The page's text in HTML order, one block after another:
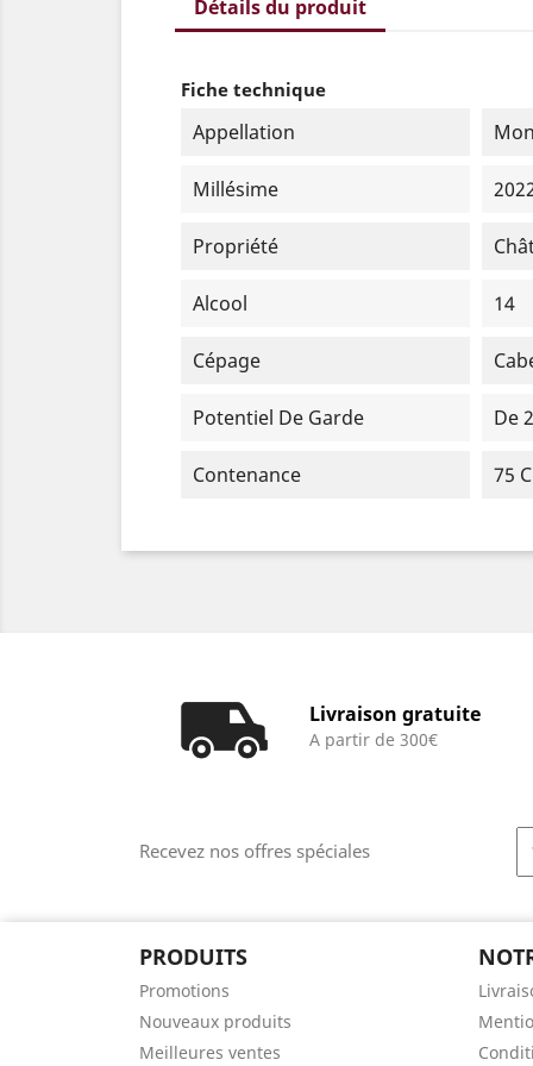
Détails du produit
Fiche technique
Appellation
Millésime
Propriété
Alcool 14
Cépage
Potentiel De Garde De
Contenance 75
Livraison gratuite
A partir de 300€
Recevez nos offres spéciales
PRODUITS
Promotions
Nouveaux produits
Meilleures ventes